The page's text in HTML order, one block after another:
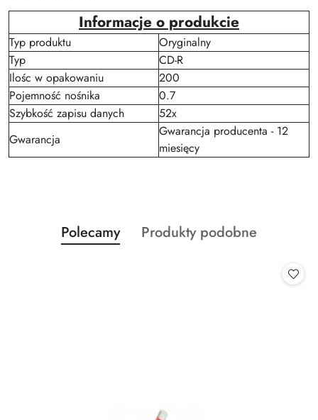
Informacje o produkcie
Typ produktu
Oryginalny
Typ
CD-R
Ilośc w opakowaniu
200
Pojemność nośnika
0.7
Szybkość zapisu danych
52x
Gwarancja
Gwarancja producenta - 12
miesięcy
Pomiń karuzelę produktów
Produkty
o
Polecamy
Produkty
Produkty podobne